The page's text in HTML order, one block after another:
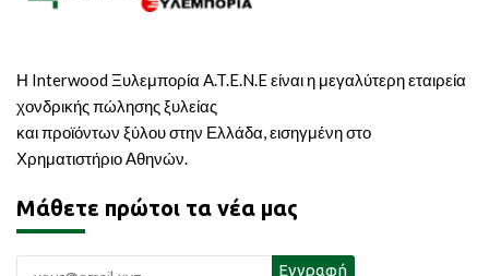
Η Interwood Ξυλεμπορία A.T.E.N.E είναι η μεγαλύτερη εταιρεία
χονδρικής πώλησης ξυλείας
και προϊόντων ξύλου στην Ελλάδα, εισηγμένη στο
Χρηματιστήριο Αθηνών.
Μάθετε πρώτοι τα νέα μας